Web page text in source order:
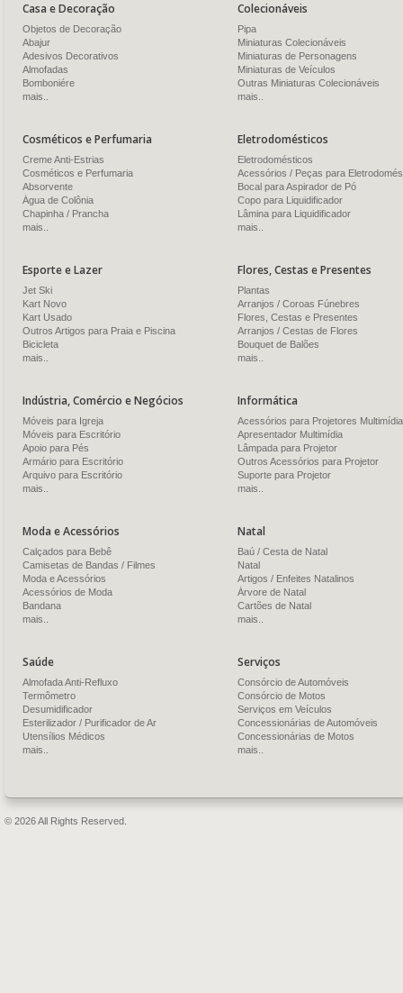
Casa e Decoração
Objetos de Decoração
Abajur
Adesivos Decorativos
Almofadas
Bomboniére
mais..
Colecionáveis
Pipa
Miniaturas Colecionáveis
Miniaturas de Personagens
Miniaturas de Veículos
Outras Miniaturas Colecionáveis
mais..
Cosméticos e Perfumaria
Creme Anti-Estrias
Cosméticos e Perfumaria
Absorvente
Água de Colônia
Chapinha / Prancha
mais..
Eletrodomésticos
Eletrodomésticos
Acessórios / Peças para
Bocal para Aspirador de Pó
Copo para Liquidificador
Lâmina para Liquidificador
mais..
Esporte e Lazer
Jet Ski
Kart Novo
Kart Usado
Outros Artigos para Praia e Piscina
Bicicleta
mais..
Flores, Cestas e Presentes
Plantas
Arranjos / Coroas Fúnebres
Flores, Cestas e Presentes
Arranjos / Cestas de Flores
Bouquet de Balões
mais..
Indústria, Comércio e Negócios
Móveis para Igreja
Móveis para Escritório
Apoio para Pés
Armário para Escritório
Arquivo para Escritório
mais..
Informática
Acessórios para Projetores Multimídia
Apresentador Multimídia
Lâmpada para Projetor
Outros Acessórios para Projetor
Suporte para Projetor
mais..
Moda e Acessórios
Calçados para Bebê
Camisetas de Bandas / Filmes
Moda e Acessórios
Acessórios de Moda
Bandana
mais..
Natal
Baú / Cesta de Natal
Natal
Artigos / Enfeites Natalinos
Árvore de Natal
Cartões de Natal
mais..
Saúde
Almofada Anti-Refluxo
Termômetro
Desumidificador
Esterilizador / Purificador de Ar
Utensílios Médicos
mais..
Serviços
Consórcio de Automóveis
Consórcio de Motos
Serviços em Veículos
Concessionárias de Automóveis
Concessionárias de Motos
mais..
© 2026 All Rights Reserved.